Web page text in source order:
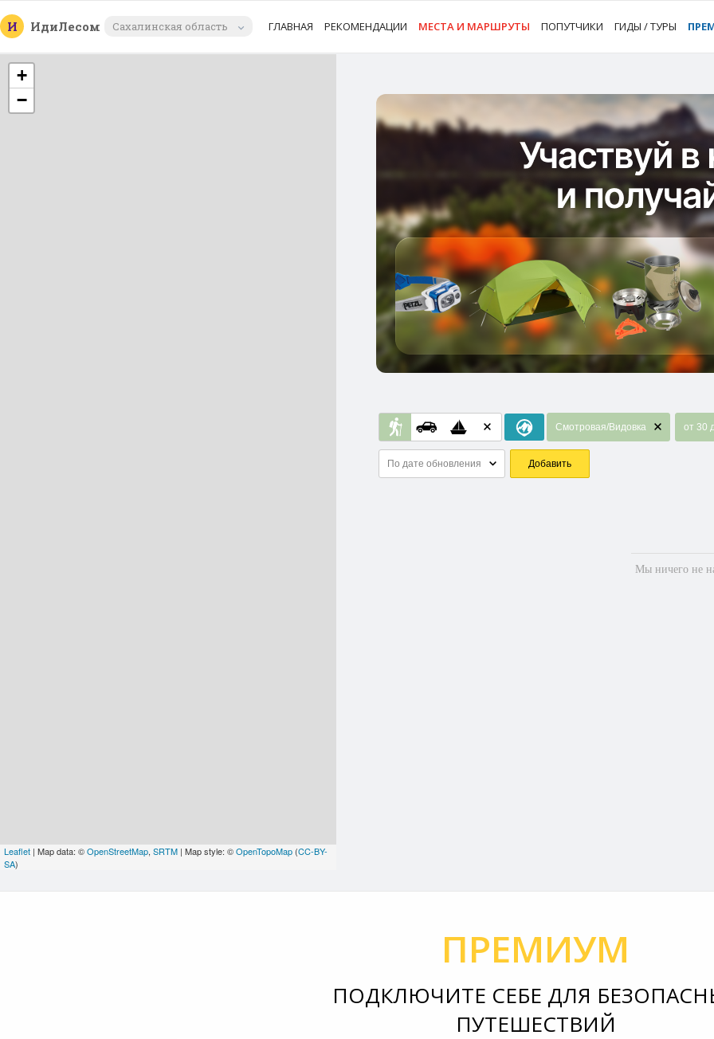
И ИдиЛесом Сахалинская область ГЛАВНАЯ РЕКОМЕНДАЦИИ МЕСТА И МАРШРУТЫ ПОПУТЧИКИ ГИДЫ / ТУРЫ
+
−
Leaflet | Map data: ©OpenStreetMap, SRTM | Map style: ©OpenTopoMap (CC-BY-
SA)
Смотровая/Видовка от 30
По дате обновления Добавить
Мы ничего не
ПРЕМИУМ
ПОДКЛЮЧИТЕ СЕБЕ ДЛЯ
ПУТЕШЕСТВИЙ